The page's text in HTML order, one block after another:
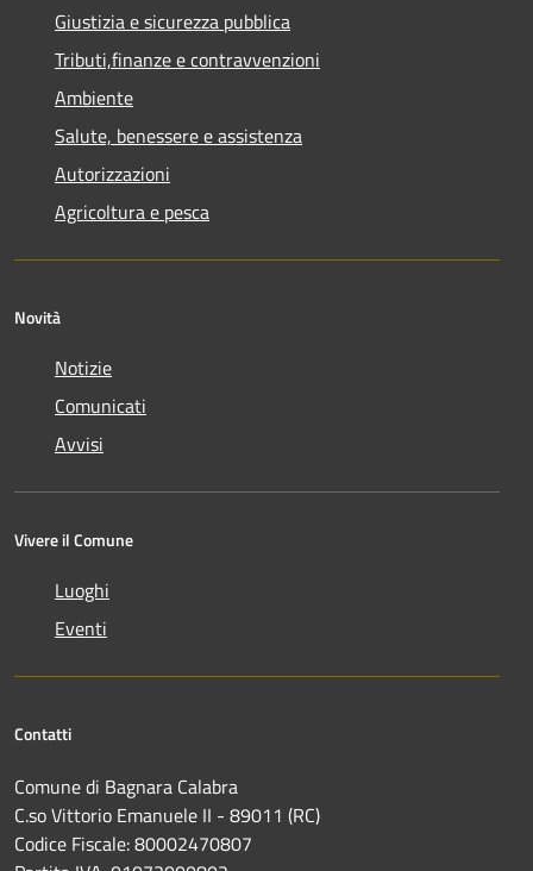
Giustizia e sicurezza pubblica
Tributi,finanze e contravvenzioni
Ambiente
Salute, benessere e assistenza
Autorizzazioni
Agricoltura e pesca
Novità
Notizie
Comunicati
Avvisi
Vivere il Comune
Luoghi
Eventi
Contatti
Comune di Bagnara Calabra
C.so Vittorio Emanuele II - 89011 (RC)
Codice Fiscale:80002470807